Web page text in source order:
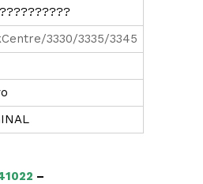
3330/3335/3345
–